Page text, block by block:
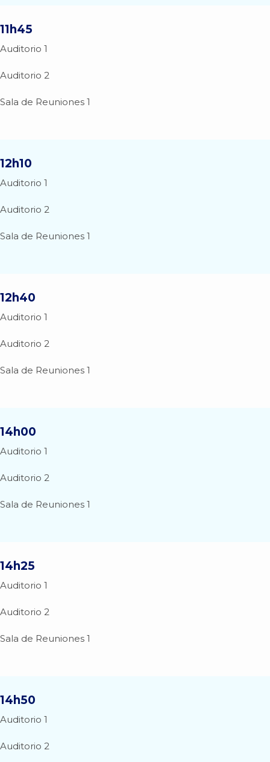
11h45
Auditorio 1
Auditorio 2
Sala de Reuniones 1
12h10
Auditorio 1
Auditorio 2
Sala de Reuniones 1
12h40
Auditorio 1
Auditorio 2
Sala de Reuniones 1
14h00
Auditorio 1
Auditorio 2
Sala de Reuniones 1
14h25
Auditorio 1
Auditorio 2
Sala de Reuniones 1
14h50
Auditorio 1
Auditorio 2